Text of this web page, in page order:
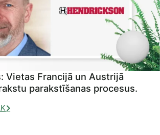
Vietas Francijā un Austrijā
parakstīšanas procesus.